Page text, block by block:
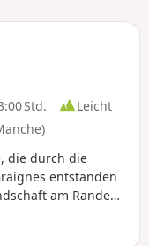
Std.
Leicht
die durch die
entstanden
am Rande